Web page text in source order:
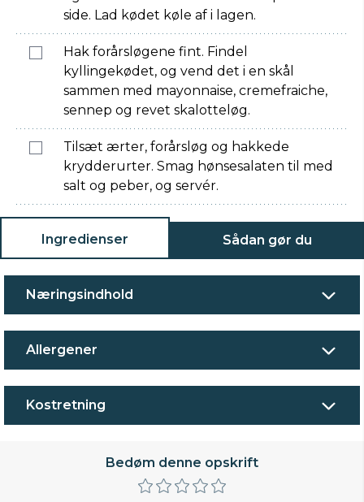
side. Lad kødet køle af i lagen.
Hak forårsløgene fint. Findel
kyllingekødet, og vend det i en skål
sammen med mayonnaise, cremefraiche,
sennep og revet skalotteløg.
Tilsæt ærter, forårsløg og hakkede
krydderurter. Smag hønsesalaten til med
salt og peber, og servér.
Ingredienser Sådan gør du
Næringsindhold
Allergener
Kostretning
Bedøm denne opskrift